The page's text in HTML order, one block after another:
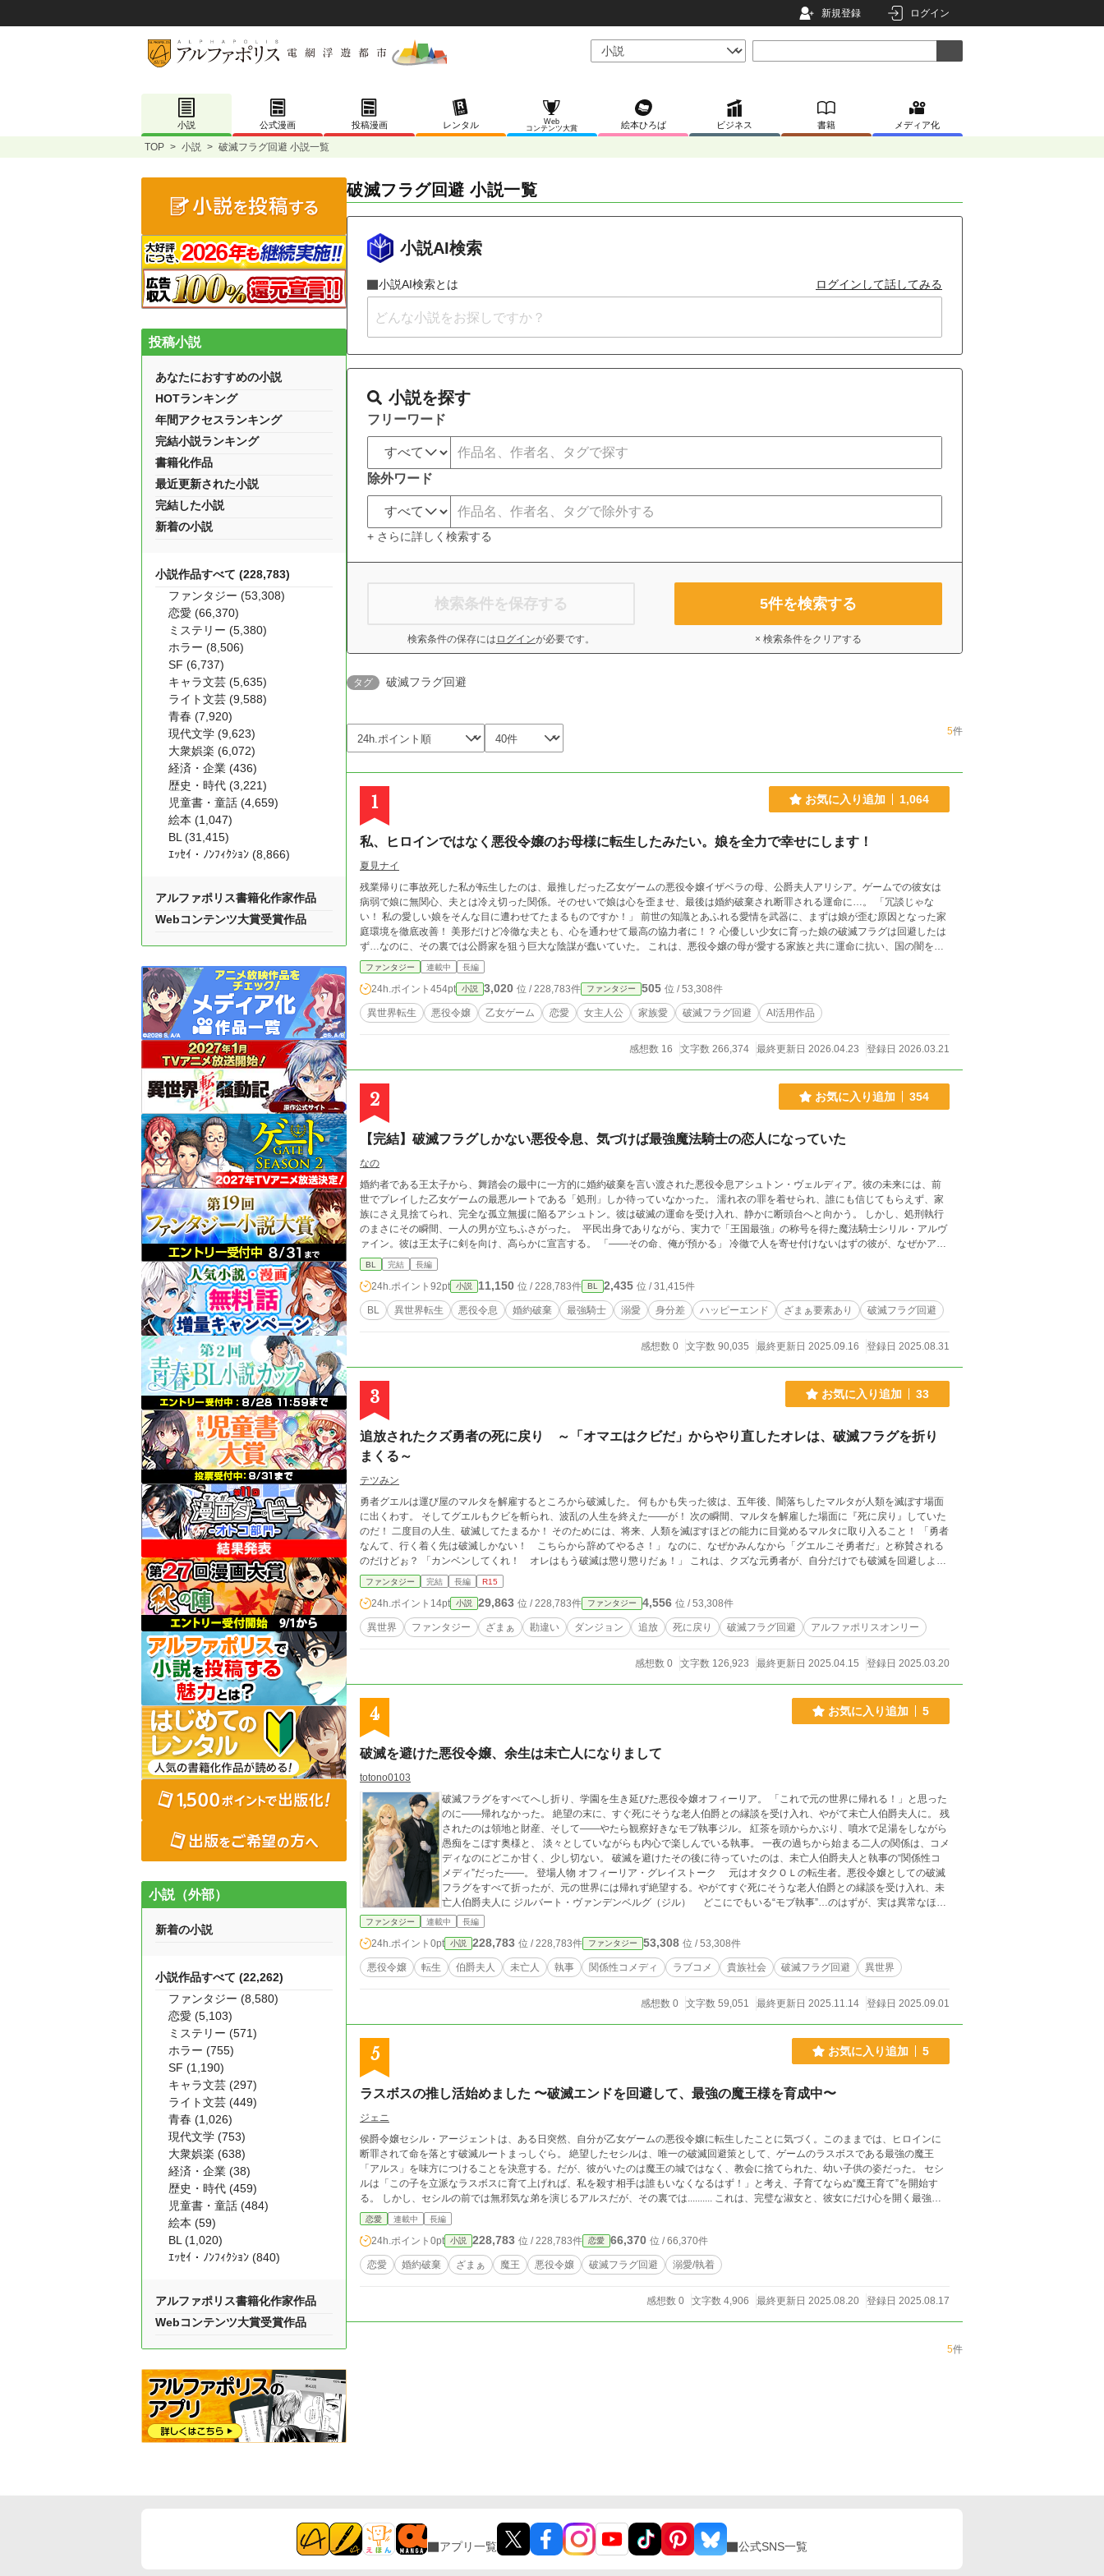
新規登録 ログイン
小説 公式漫画 投稿漫画 レンタル
Web
コンテンツ大賞
絵本ひろば ビジネス 書籍 メディア化
TOP > 小説 > 破滅フラグ回避 小説一覧
破滅フラグ回避 小説一覧
小説AI検索
小説AI検索とは ログインして話してみる
小説を探す
フリーワード
除外ワード
+ さらに詳しく検索する
検索条件を保存する
検索条件の保存には ログインが必要です。
5件を検索する
× 検索条件をクリアする
タグ 破滅フラグ回避
5件
1 お気に入り追加 1,064
私、ヒロインではなく悪役令嬢のお母様に転生したみたい。娘を全力で幸せにします！
夏見ナイ
残業帰りに事故死した私が転生したのは、最推しだった乙女ゲームの悪役令嬢イザベラの母、公爵夫人アリシア。ゲームでの彼女は
病弱で娘に無関心、夫とは冷え切った関係。そのせいで娘は心を歪ませ、最後は婚約破棄され断罪される運命に…。 「冗談じゃな
い！ 私の愛しい娘をそんな目に遭わせてたまるものですか！」 前世の知識とあふれる愛情を武器に、まずは娘が歪む原因となった家
庭環境を徹底改善！ 美形だけど冷徹な夫とも、心を通わせて最高の協力者に！？ 心優しい少女に育った娘の破滅フラグは回避したは
ず…なのに、その裏では公爵家を狙う巨大な陰謀が蠢いていた。 これは、悪役令嬢の母が愛する家族と共に運命に抗い、国の闇をも
打ち払う、愛と逆転の物語です。
ファンタジー 連載中 長編
24h.ポイント 454pt 小説 3,020 位 / 228,783件 ファンタジー 505 位 / 53,308件
異世界転生 悪役令嬢 乙女ゲーム 恋愛 女主人公 家族愛 破滅フラグ回避 AI活用作品
感想数 16 文字数 266,374 最終更新日 2026.04.23 登録日 2026.03.21
2 お気に入り追加 354
【完結】破滅フラグしかない悪役令息、気づけば最強魔法騎士の恋人になっていた
なの
婚約者である王太子から、舞踏会の最中に一方的に婚約破棄を言い渡された悪役令息アシュトン・ヴェルディア。彼の未来には、前
世でプレイした乙女ゲームの最悪ルートである「処刑」しか待っていなかった。 濡れ衣の罪を着せられ、誰にも信じてもらえず、家
族にさえ見捨てられ、完全な孤立無援に陥るアシュトン。彼は破滅の運命を受け入れ、静かに断頭台へと向かう。 しかし、処刑執行
のまさにその瞬間、一人の男が立ちふさがった。 平民出身でありながら、実力で「王国最強」の称号を得た魔法騎士シリル・アルヴ
ァイン。彼は王太子に剣を向け、高らかに宣言する。 「――その命、俺が預かる」 冷徹で人を寄せ付けないはずの彼が、なぜかアシ
ュトンを庇い、その身柄を要求する。 孤立したはずの悪役令息と、冷酷と呼ばれる最強騎士。交わるはずのなかった二人の運命が、
今、劇的に動き出す。 これは、破滅の運命しかなかった悪役令息が、最強の騎士にそのすべてを懸けて愛され、運命に抗い幸せを掴
むまでの物語。
BL 完結 長編
24h.ポイント 92pt 小説 11,150 位 / 228,783件 BL 2,435 位 / 31,415件
BL 異世界転生 悪役令息 婚約破棄 最強騎士 溺愛 身分差 ハッピーエンド ざまぁ要素あり 破滅フラグ回避
感想数 0 文字数 90,035 最終更新日 2025.09.16 登録日 2025.08.31
3 お気に入り追加 33
追放されたクズ勇者の死に戻り ～「オマエはクビだ」からやり直したオレは、破滅フラグを折り
まくる～
テツみン
勇者グエルは運び屋のマルタを解雇するところから破滅した。 何もかも失った彼は、五年後、闇落ちしたマルタが人類を滅ぼす場面
に出くわす。 そしてグエルもクビを斬られ、波乱の人生を終えた――が！ 次の瞬間、マルタを解雇した場面に『死に戻り』していた
のだ！ 二度目の人生、破滅してたまるか！ そのためには、将来、人類を滅ぼすほどの能力に目覚めるマルタに取り入ること！ 「勇者
なんて、行く着く先は破滅しかない！ こちらから辞めてやるさ！」 なのに、なぜかみんなから「グエルこそ勇者だ」と称賛される
のだけどぉ？ 「カンベンしてくれ！ オレはもう破滅は懲り懲りだぁ！」 これは、クズな元勇者が、自分だけでも破滅を回避しよう
と奔走する残念な物語である。
ファンタジー 完結 長編 R15
24h.ポイント 14pt 小説 29,863 位 / 228,783件 ファンタジー 4,556 位 / 53,308件
異世界 ファンタジー ざまぁ 勘違い ダンジョン 追放 死に戻り 破滅フラグ回避 アルファポリスオンリー
感想数 0 文字数 126,923 最終更新日 2025.04.15 登録日 2025.03.20
4 お気に入り追加 5
破滅を避けた悪役令嬢、余生は未亡人になりまして
totono0103
破滅フラグをすべてへし折り、学園を生き延びた悪役令嬢オフィーリア。 「これで元の世界に帰れる！」と思った
のに――帰れなかった。 絶望の末に、すぐ死にそうな老人伯爵との縁談を受け入れ、やがて未亡人伯爵夫人に。 残
されたのは領地と財産、そして――やたら観察好きなモブ執事ジル。 紅茶を頭からかぶり、噴水で足湯をしながら
愚痴をこぼす奥様と、 淡々としていながらも内心で楽しんでいる執事。 一夜の過ちから始まる二人の関係は、コメ
ディなのにどこか甘く、少し切ない。 破滅を避けたその後に待っていたのは、未亡人伯爵夫人と執事の“関係性コ
メディ”だった――。 登場人物 オフィーリア・グレイストーク 元はオタクＯＬの転生者。悪役令嬢としての破滅
フラグをすべて折ったが、元の世界には帰れず絶望する。やがてすぐ死にそうな老人伯爵との縁談を受け入れ、未
亡人伯爵夫人に ジルバート・ヴァンデンベルグ（ジル） どこにでもいる“モブ執事”…のはずが、実は異常なほど
の観察魔。淡々と仕えながらも、オフィーリアの言動に密かに心を燃やしている。
ファンタジー 連載中 長編
24h.ポイント 0pt 小説 228,783 位 / 228,783件 ファンタジー 53,308 位 / 53,308件
悪役令嬢 転生 伯爵夫人 未亡人 執事 関係性コメディ ラブコメ 貴族社会 破滅フラグ回避 異世界
感想数 0 文字数 59,051 最終更新日 2025.11.14 登録日 2025.09.01
5 お気に入り追加 5
ラスボスの推し活始めました 〜破滅エンドを回避して、最強の魔王様を育成中〜
ジェニ
侯爵令嬢セシル・アージェントは、ある日突然、自分が乙女ゲームの悪役令嬢に転生したことに気づく。このままでは、ヒロインに
断罪されて命を落とす破滅ルートまっしぐら。 絶望したセシルは、唯一の破滅回避策として、ゲームのラスボスである最強の魔王
「アルス」を味方につけることを決意する。だが、彼がいたのは魔王の城ではなく、教会に捨てられた、幼い子供の姿だった。 セシ
ルは「この子を立派なラスボスに育て上げれば、私を殺す相手は誰もいなくなるはず！」と考え、子育てならぬ“魔王育て”を開始す
る。 しかし、セシルの前では無邪気な弟を演じるアルスだが、その裏では.......... これは、完璧な淑女と、彼女にだけ心を開く最強の
恋愛 連載中 長編
24h.ポイント 0pt 小説 228,783 位 / 228,783件 恋愛 66,370 位 / 66,370件
恋愛 婚約破棄 ざまぁ 魔王 悪役令嬢 破滅フラグ回避 溺愛/執着
感想数 0 文字数 4,906 最終更新日 2025.08.20 登録日 2025.08.17
5件
投稿小説
あなたにおすすめの小説
HOTランキング
年間アクセスランキング
完結小説ランキング
書籍化作品
最近更新された小説
完結した小説
新着の小説
小説作品すべて (228,783)
ファンタジー (53,308)
恋愛 (66,370)
ミステリー (5,380)
ホラー (8,506)
SF (6,737)
キャラ文芸 (5,635)
ライト文芸 (9,588)
青春 (7,920)
現代文学 (9,623)
大衆娯楽 (6,072)
経済・企業 (436)
歴史・時代 (3,221)
児童書・童話 (4,659)
絵本 (1,047)
BL (31,415)
ｴｯｾｲ・ﾉﾝﾌｨｸｼｮﾝ (8,866)
アルファポリス書籍化作家作品
Webコンテンツ大賞受賞作品
小説（外部）
新着の小説
小説作品すべて (22,262)
ファンタジー (8,580)
恋愛 (5,103)
ミステリー (571)
ホラー (755)
SF (1,190)
キャラ文芸 (297)
ライト文芸 (449)
青春 (1,026)
現代文学 (753)
大衆娯楽 (638)
経済・企業 (38)
歴史・時代 (459)
児童書・童話 (484)
絵本 (59)
BL (1,020)
ｴｯｾｲ・ﾉﾝﾌｨｸｼｮﾝ (840)
アルファポリス書籍化作家作品
Webコンテンツ大賞受賞作品
アプリ一覧 公式SNS一覧